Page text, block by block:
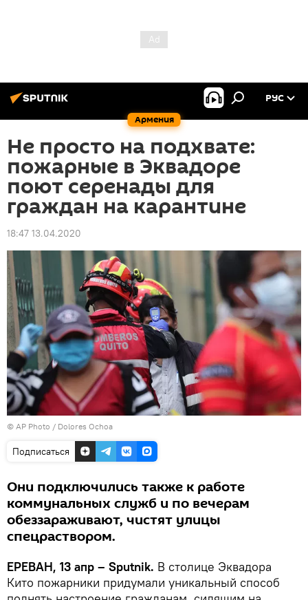
Армения
РУС
Не просто на подхвате:
пожарные в Эквадоре
поют серенады для
граждан на карантине
18:47 13.04.2020
© AP Photo / Dolores Ochoa
Подписаться
Они подключились также к работе
коммунальных служб и по вечерам
обеззараживают, чистят улицы
спецраствором.
ЕРЕВАН, 13 апр – Sputnik. В столице Эквадора
Кито пожарники придумали уникальный способ